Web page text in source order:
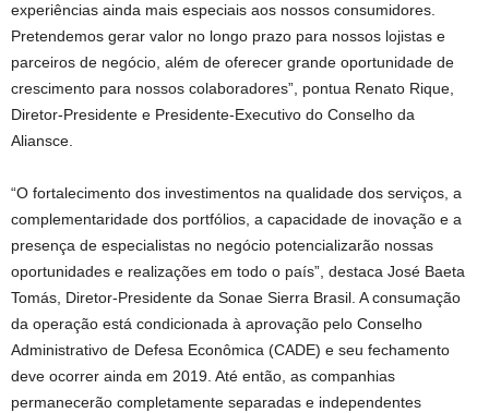
experiências ainda mais especiais aos nossos consumidores.
Pretendemos gerar valor no longo prazo para nossos lojistas e
parceiros de negócio, além de oferecer grande oportunidade de
crescimento para nossos colaboradores”, pontua Renato Rique,
Diretor-Presidente e Presidente-Executivo do Conselho da
Aliansce.
“O fortalecimento dos investimentos na qualidade dos serviços, a
complementaridade dos portfólios, a capacidade de inovação e a
presença de especialistas no negócio potencializarão nossas
oportunidades e realizações em todo o país”, destaca José Baeta
Tomás, Diretor-Presidente da Sonae Sierra Brasil. A consumação
da operação está condicionada à aprovação pelo Conselho
Administrativo de Defesa Econômica (CADE) e seu fechamento
deve ocorrer ainda em 2019. Até então, as companhias
permanecerão completamente separadas e independentes